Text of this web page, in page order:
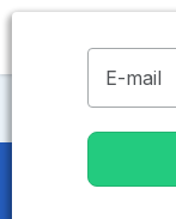
Maisons de
Maisons
E-mail